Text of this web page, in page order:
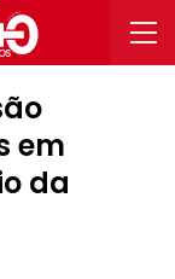
em
da